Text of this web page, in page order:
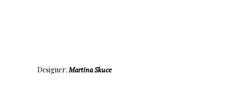
Designer:Martina Skuce